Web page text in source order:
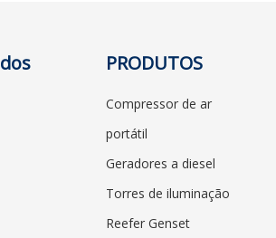
PRODUTOS
Compressor de ar
portátil
Geradores a diesel
Torres de iluminação
Reefer Genset